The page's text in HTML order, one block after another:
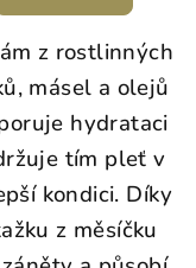
z rostlinných
másel a olejů
hydrataci
tím pleť v
kondici. Díky
z měsíčku